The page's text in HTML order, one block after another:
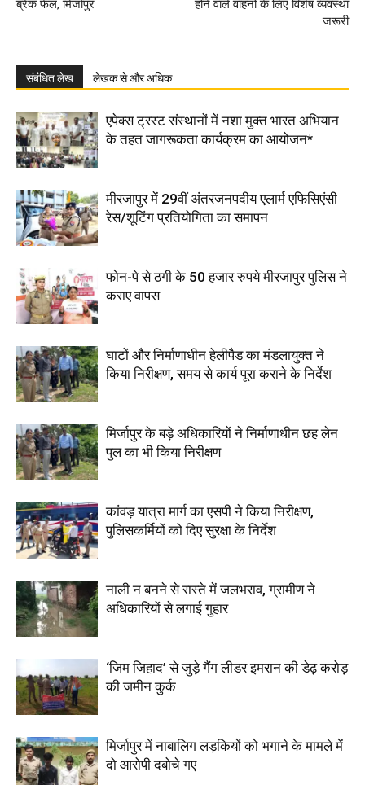
ब्रेक फेल, मिर्जापुर
होने वाले वाहनों के लिए विशेष व्यवस्था
जरूरी
संबंधित लेख लेखक से और अधिक
एपेक्स ट्रस्ट संस्थानों में नशा मुक्त भारत अभियान
के तहत जागरूकता कार्यक्रम का आयोजन*
मीरजापुर में 29वीं अंतरजनपदीय एलार्म एफिसिएंसी
रेस/शूटिंग प्रतियोगिता का समापन
फोन-पे से ठगी के 50 हजार रुपये मीरजापुर पुलिस ने
कराए वापस
घाटों और निर्माणाधीन हेलीपैड का मंडलायुक्त ने
किया निरीक्षण, समय से कार्य पूरा कराने के निर्देश
मिर्जापुर के बड़े अधिकारियों ने निर्माणाधीन छह लेन
पुल का भी किया निरीक्षण
कांवड़ यात्रा मार्ग का एसपी ने किया निरीक्षण,
पुलिसकर्मियों को दिए सुरक्षा के निर्देश
नाली न बनने से रास्ते में जलभराव, ग्रामीण ने
अधिकारियों से लगाई गुहार
‘जिम जिहाद’ से जुड़े गैंग लीडर इमरान की डेढ़ करोड़
की जमीन कुर्क
मिर्जापुर में नाबालिग लड़कियों को भगाने के मामले में
दो आरोपी दबोचे गए